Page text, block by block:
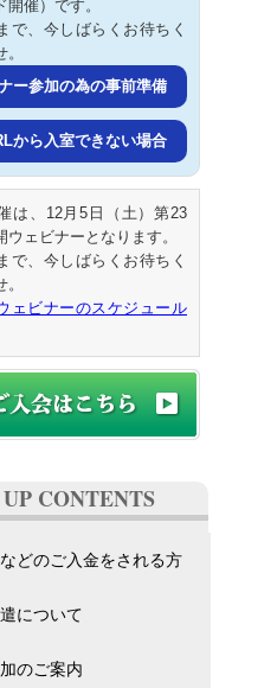
開催）です。
で、今しばらくお待ちく
ー参加の為の事前準備
から入室できない場合
は、12月5日（土）第23
ウェビナーとなります。
で、今しばらくお待ちく
ェビナーのスケジュール
CONTENTS
どのご入金をされる方
について
のご案内